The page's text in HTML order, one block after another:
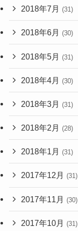
2018年7月 (31)
2018年6月 (30)
2018年5月 (31)
2018年4月 (30)
2018年3月 (31)
2018年2月 (28)
2018年1月 (31)
2017年12月 (31)
2017年11月 (30)
2017年10月 (31)